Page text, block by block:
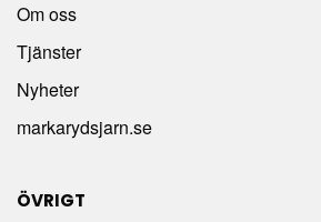
Om oss
Tjänster
Nyheter
markarydsjarn.se
ÖVRIGT